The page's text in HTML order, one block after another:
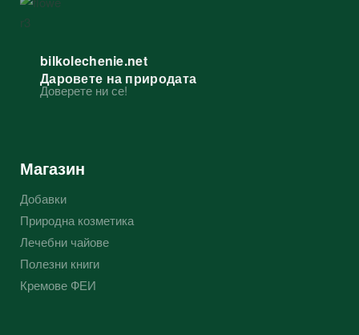
Магазин
Добавки
Природна козметика
Лечебни чайове
Полезни книги
Кремове ФЕИ
bilkolechenie.net
Даровете на природата
Доверете ни се!